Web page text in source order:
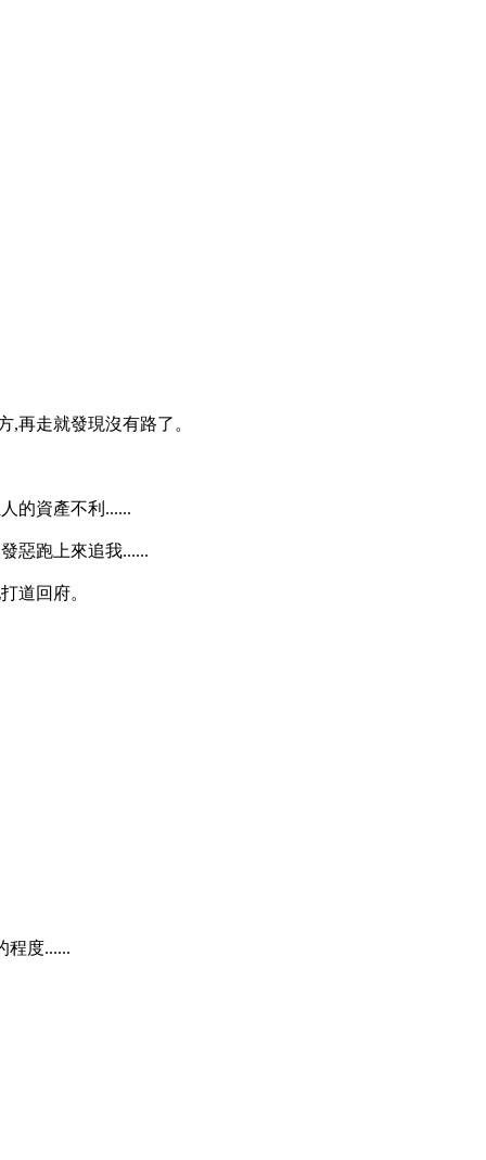
再走就發現沒有路了。
的資產不利......
惡跑上來追我......
道回府。
程度......